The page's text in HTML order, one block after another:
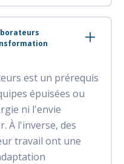
est un prérequis
épuisées ou
ni l'envie
À l'inverse, des
travail ont une